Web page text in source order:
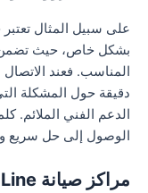
على سبيل المثال تعتبر
بشكل خاص، حيث تضمن
المناسب. فعند الاتصال
دقيقة حول المشكلة
الدعم الفني الملائم.
الوصول إلى حل سريع وفعال
مراكز صيانة White Line في المنيا